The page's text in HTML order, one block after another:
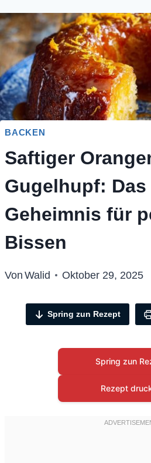
BACKEN
Saftiger
Gugelhupf:
Geheimnis für
Bissen
Von Walid Oktober 29, 2025
Spring zun Rezept
Spring zun
Rezept